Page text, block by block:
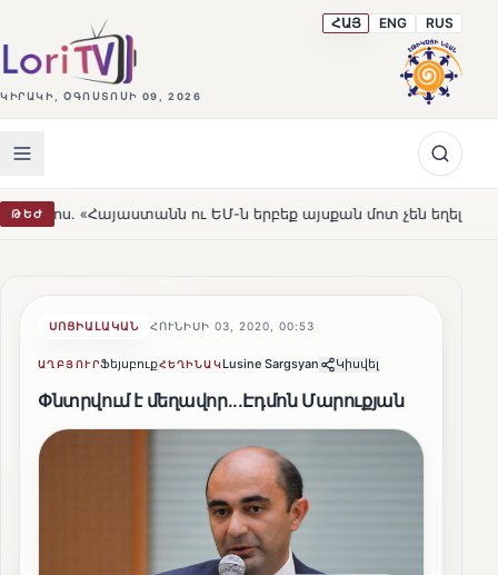
ԿԻՐԱԿԻ, ՕԳՈՍՏՈՍԻ 09, 2026
ՀԱՅ ENG RUS
ԹԵԺ ու ԵՄ-ն երբեք այսքան մոտ չեն եղել» HOT
ՍՈՑԻԱԼԱԿԱՆ ՀՈՒՆԻՍԻ 03, 2020, 00:53
ԱՂԲՅՈՒՐՖեյսբուքՀԵՂԻՆԱԿLusine Sargsyan Կիսվել
Փնտրվում է մեղավոր...Էդմոն Մարուքյան